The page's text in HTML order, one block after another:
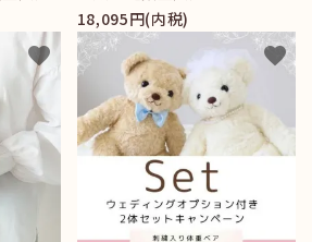
18,095円(内税)
favorite favorite